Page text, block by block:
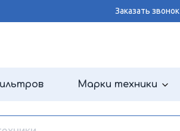
Заказать звонок
Марки техники